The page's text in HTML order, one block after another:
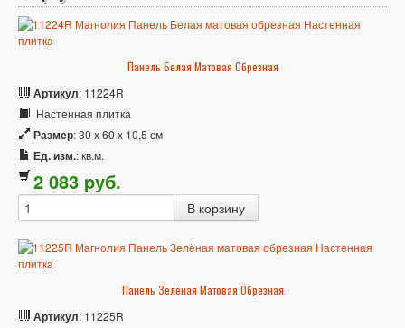
Панель Белая Матовая Обрезная
Артикул: 11224R
Настенная плитка
Размер: 30 x 60 x 10,5 см
Ед. изм.: кв.м.
2 083 pуб.
Панель Зелёная Матовая Обрезная
Артикул: 11225R